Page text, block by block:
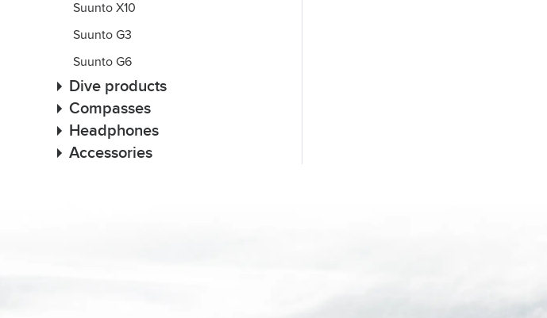
Suunto X10
Suunto G3
Suunto G6
Dive products
Compasses
Headphones
Accessories